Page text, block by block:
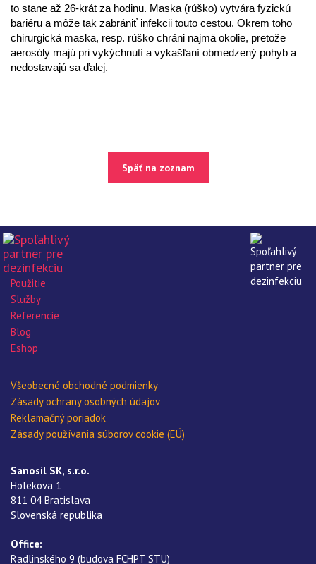
to stane až 26-krát za hodinu. Maska (rúško) vytvára fyzickú
bariéru a môže tak zabrániť infekcii touto cestou. Okrem toho
chirurgická maska, resp. rúško ​​chráni najmä okolie, pretože
aerosóly majú pri vykýchnutí a vykašľaní obmedzený pohyb a
nedostavajú sa ďalej.
Späť na zoznam
Použitie
Služby
Referencie
Blog
Eshop
Všeobecné obchodné podmienky
Zásady ochrany osobných údajov
Reklamačný poriadok
Zásady používania súborov cookie (EÚ)
Sanosil SK, s.r.o.
Holekova 1
811 04 Bratislava
Slovenská republika
Office:
Radlinského 9 (budova FCHPT STU)